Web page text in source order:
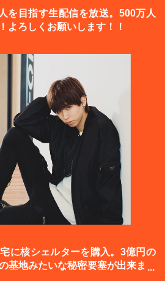
を目指す生配信を放送。500万人
よろしくお願いします！！
に核シェルターを購入。3億円の
基地みたいな秘密要塞が出来まし